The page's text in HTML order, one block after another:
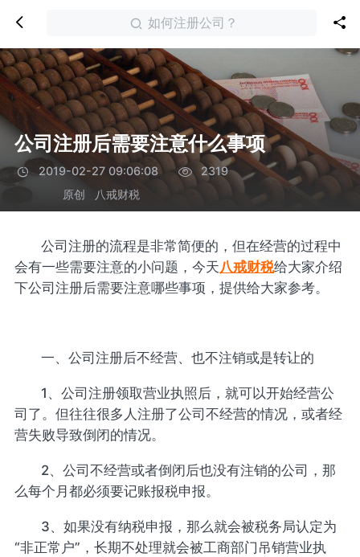
如何注册公司？
公司注册后需要注意什么事项
2019-02-27 09:06:08
2319
原创
八戒财税
公司注册的流程是非常简便的，但在经营的过程中
会有一些需要注意的小问题，今天八戒财税给大家介绍
下公司注册后需要注意哪些事项，提供给大家参考。
一、公司注册后不经营、也不注销或是转让的
1、公司注册领取营业执照后，就可以开始经营公
司了。但往往很多人注册了公司不经营的情况，或者经
营失败导致倒闭的情况。
2、公司不经营或者倒闭后也没有注销的公司，那
么每个月都必须要记账报税申报。
3、如果没有纳税申报，那么就会被税务局认定为
“非正常户”，长期不处理就会被工商部门吊销营业执